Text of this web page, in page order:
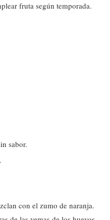
fruta según temporada.
sabor.
con el zumo de naranja.